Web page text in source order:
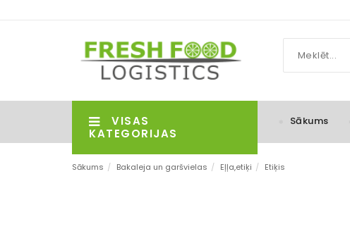
VISAS
KATEGORIJAS
Sākums
Sākums / Bakaleja un garšvielas / Eļļa,etiķi / Etiķis